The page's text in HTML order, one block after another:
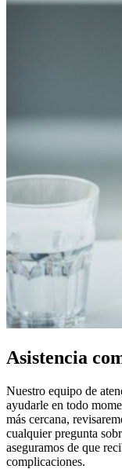
Asistencia
Nuestro equipo de
ayudarle en todo
más cercana,
cualquier pregunta
aseguramos de que
complicaciones.